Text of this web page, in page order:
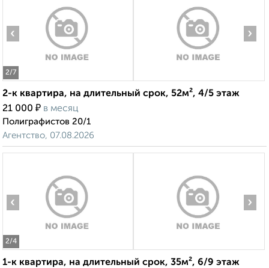
2/7
‹ ›
2-к квартира, на длительный срок, 52м², 4/5 этаж
21 000 ₽ в месяц
Полиграфистов 20/1
Агентство, 07.08.2026
2/4
‹ ›
1-к квартира, на длительный срок, 35м², 6/9 этаж